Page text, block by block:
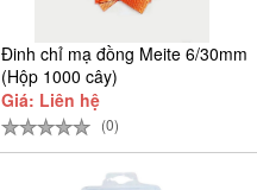
Đinh chỉ mạ đồng Meite 6/30mm
(Hộp 1000 cây)
Giá: Liên hệ
(0)